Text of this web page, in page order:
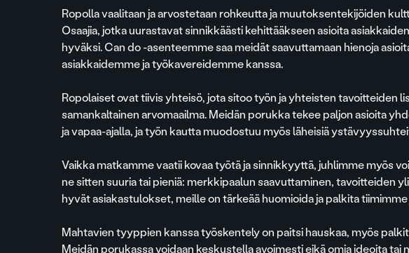
Ropolla vaalitaan ja arvostetaan rohkeutta ja muutoksentekijöiden
Osaajia, jotka uurastavat sinnikkäästi kehittääkseen asioita
hyväksi. Can do -asenteemme saa meidät saavuttamaan hienoja
asiakkaidemme ja työkavereidemme kanssa.
Ropolaiset ovat tiivis yhteisö, jota sitoo työn ja yhteisten tavoitteiden
samankaltainen arvomaailma. Meidän porukka tekee paljon asioita
ja vapaa-ajalla, ja työn kautta muodostuu myös läheisiä
Vaikka matkamme vaatii kovaa työtä ja sinnikkyyttä, juhlimme myös
ne sitten suuria tai pieniä: merkkipaalun saavuttaminen, tavoitteiden
hyvät asiakastulokset, meille on tärkeää huomioida ja palkita
Mahtavien tyyppien kanssa työskentely on paitsi hauskaa, myös
Meidän porukassa voidaan keskustella avoimesti eikä omia ideoita tai